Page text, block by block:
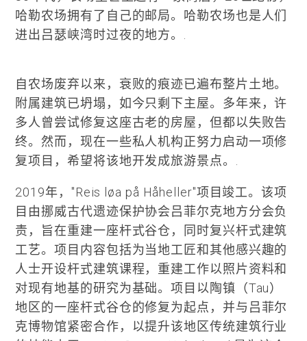
哈勒农场拥有了自己的邮局。哈勒农场也是人们
进出吕瑟峡湾时过夜的地方。.
自农场废弃以来，衰败的痕迹已遍布整片土地。
附属建筑已坍塌，如今只剩下主屋。多年来，许
多人曾尝试修复这座古老的房屋，但都以失败告
终。然而，现在一些私人机构正努力启动一项修
复项目，希望将该地开发成旅游景点。.
2019年，"Reis løa på Håheller"项目竣工。该项
目由挪威古代遗迹保护协会吕菲尔克地方分会负
责，旨在重建一座杆式谷仓，同时复兴杆式建筑
工艺。项目内容包括为当地工匠和其他感兴趣的
人士开设杆式建筑课程，重建工作以照片资料和
对现有地基的研究为基础。项目以陶镇（Tau）
地区的一座杆式谷仓的修复为起点，并与吕菲尔
克博物馆紧密合作，以提升该地区传统建筑行业